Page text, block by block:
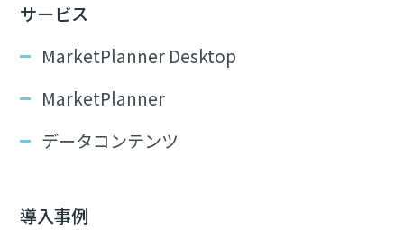
サービス
MarketPlanner Desktop
MarketPlanner
データコンテンツ
導入事例